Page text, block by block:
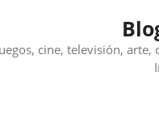
cine, televisión,